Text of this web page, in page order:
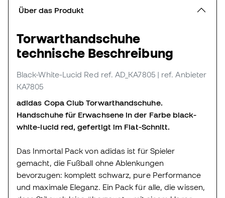
Über das Produkt
Torwarthandschuhe
technische Beschreibung
Black-White-Lucid Red ref. AD_KA7805 | ref. Anbieter
KA7805
adidas Copa Club Torwarthandschuhe.
Handschuhe für Erwachsene in der Farbe black-
white-lucid red, gefertigt im Flat-Schnitt.
Das Inmortal Pack von adidas ist für Spieler
gemacht, die Fußball ohne Ablenkungen
bevorzugen: komplett schwarz, pure Performance
und maximale Eleganz. Ein Pack für alle, die wissen,